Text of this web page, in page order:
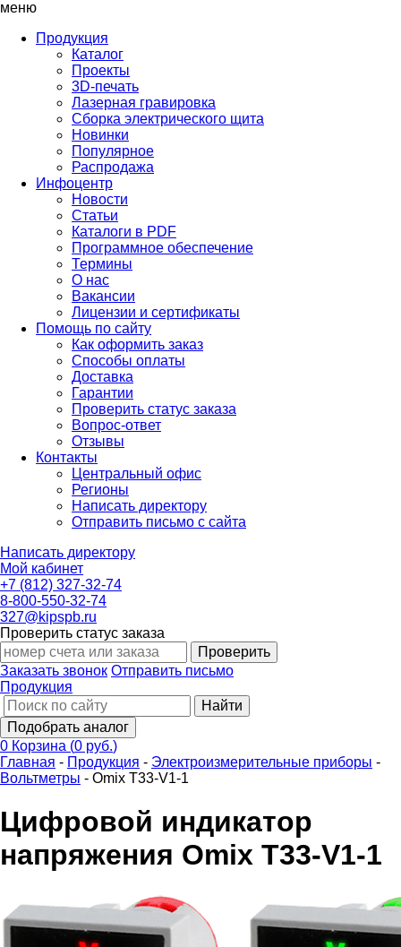
меню
Продукция
Каталог
Проекты
3D-печать
Лазерная гравировка
Сборка электрического щита
Новинки
Популярное
Распродажа
Инфоцентр
Новости
Статьи
Каталоги в PDF
Программное обеспечение
Термины
О нас
Вакансии
Лицензии и сертификаты
Помощь по сайту
Как оформить заказ
Способы оплаты
Доставка
Гарантии
Проверить статус заказа
Вопрос-ответ
Отзывы
Контакты
Центральный офис
Регионы
Написать директору
Отправить письмо с сайта
Написать директору
Мой кабинет
+7 (812) 327-32-74
8-800-550-32-74
327@kipspb.ru
Проверить статус заказа
Проверить
Заказать звонок Отправить письмо
Продукция
Найти
Подобрать аналог
0 Корзина (0 руб.)
Главная - Продукция - Электроизмерительные приборы -
Вольтметры - Omix T33-V1-1
Цифровой индикатор
напряжения Omix T33-V1-1